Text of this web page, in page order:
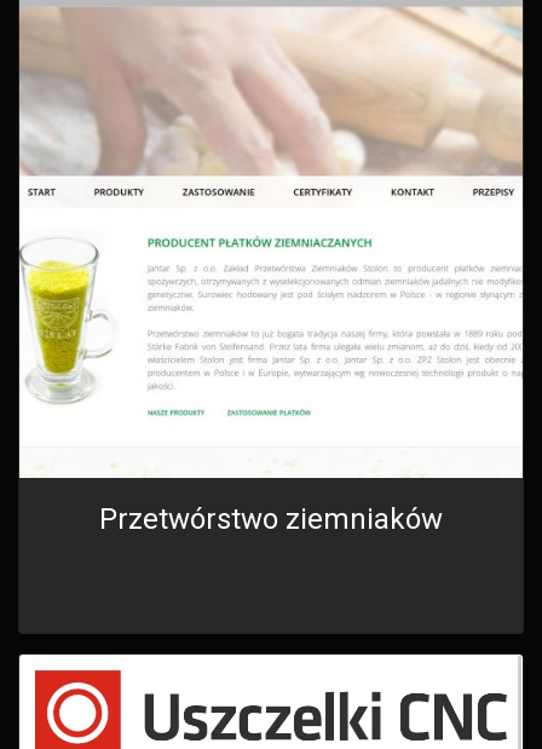
Przetwórstwo ziemniaków